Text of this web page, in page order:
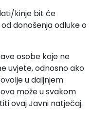
kinje bit će
donošenja odluke o
osobe koje ne
uvjete, odnosno ako
u daljnjem
može u svakom
ovaj Javni natječaj.